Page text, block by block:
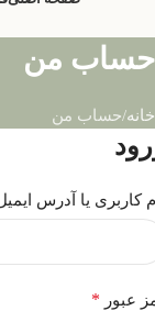
حساب من
خانه حساب من
کاربری یا آدرس
عبور *